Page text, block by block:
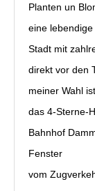
Planten un
eine lebendige
Stadt mit
direkt vor den
meiner Wahl ist
das 4-Sterne-
Bahnhof
Fenster
vom